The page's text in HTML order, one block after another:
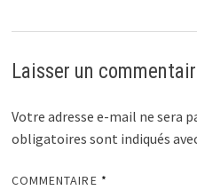
Laisser un
Votre adresse e-mail ne sera
obligatoires sont indiqués
COMMENTAIRE *